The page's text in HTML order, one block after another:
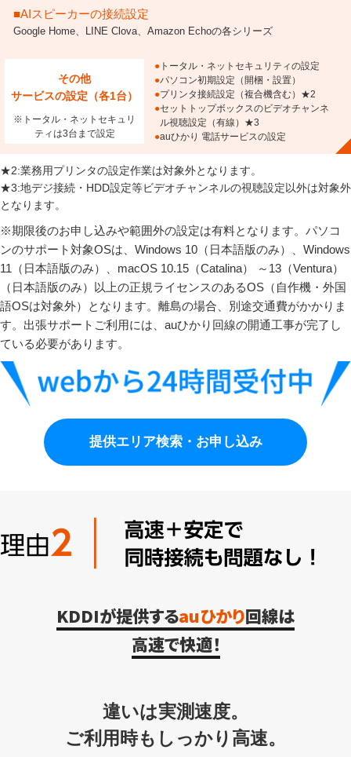
■AIスピーカーの接続設定
Google Home、LINE Clova、Amazon Echoの各シリーズ
その他
サービスの設定（各1台）
※トータル・ネットセキュリ
ティは3台まで設定
トータル・ネットセキュリティの設定
パソコン初期設定（開梱・設置）
プリンタ接続設定（複合機含む）★2
セットトップボックスのビデオチャンネ
ル視聴設定（有線）★3
auひかり 電話サービスの設定
★2:業務用プリンタの設定作業は対象外となります。
★3:地デジ接続・HDD設定等ビデオチャンネルの視聴設定以外は対象外
となります。
※期限後のお申し込みや範囲外の設定は有料となります。パソコ
ンのサポート対象OSは、Windows 10（日本語版のみ）、Windows
11（日本語版のみ）、macOS 10.15（Catalina） ～13（Ventura）
（日本語版のみ）以上の正規ライセンスのあるOS（自作機・外国
語OSは対象外）となります。離島の場合、別途交通費がかかりま
す。出張サポートご利用には、auひかり回線の開通工事が完了し
ている必要があります。
提供エリア検索・お申し込み
KDDIが提供するauひかり回線は
高速で快適！
違いは実測速度。
ご利用時もしっかり高速。